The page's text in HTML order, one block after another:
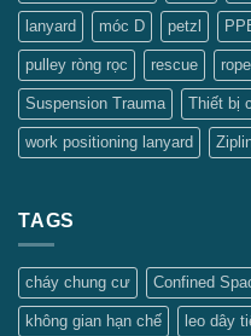
lanyard móc D petzl
pulley ròng rọc rescue
Suspension Trauma Thiết bị
work positioning lanyard
TAGS
cháy chung cư Confined
không gian hạn chế leo dây